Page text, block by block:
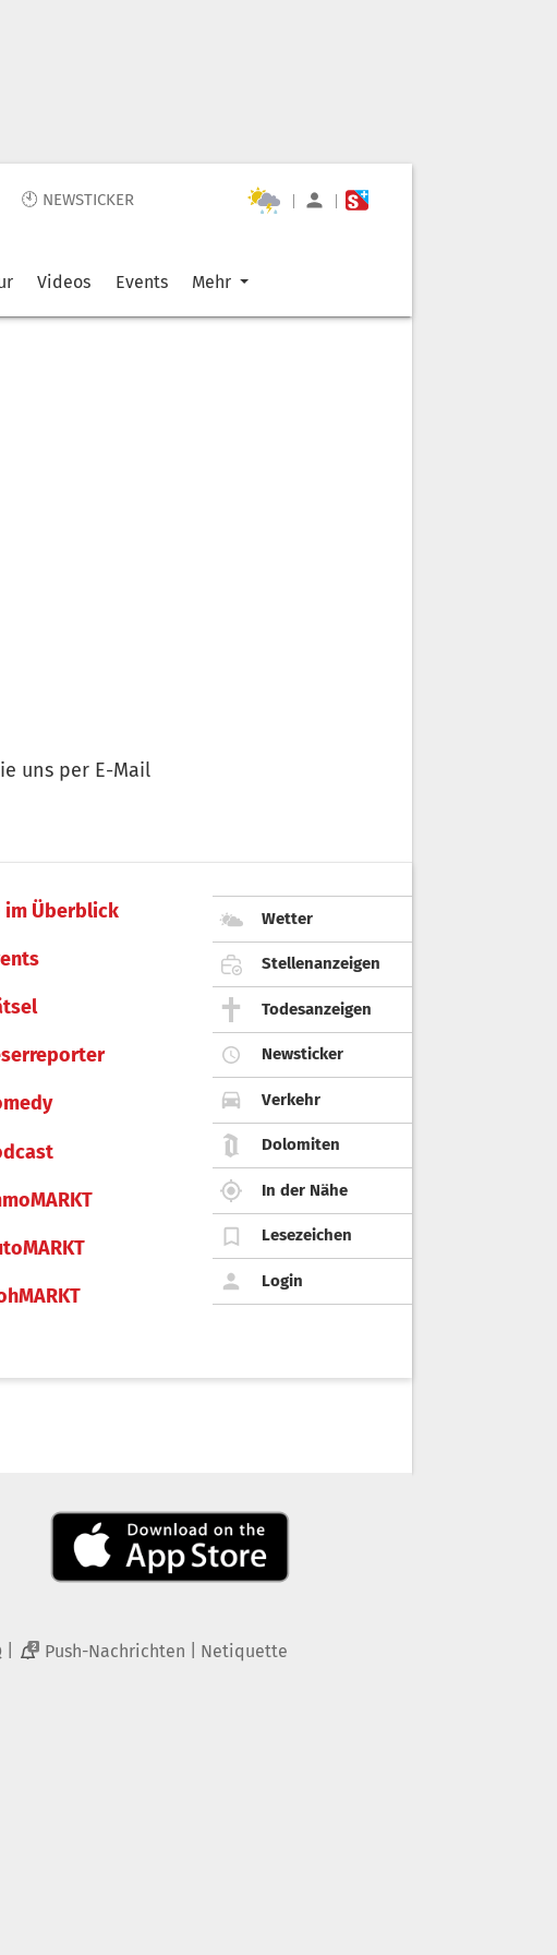
🕙 NEWSTICKER | |
Videos Events Mehr
uns per E-Mail
im Überblick Wetter
Stellenanzeigen
Todesanzeigen
Newsticker
Verkehr
Dolomiten
In der Nähe
Lesezeichen
Login
2 Push-Nachrichten Netiquette